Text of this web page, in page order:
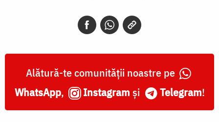
Alătură-te comunității noastre pe
WhatsApp, Instagram și Telegram!